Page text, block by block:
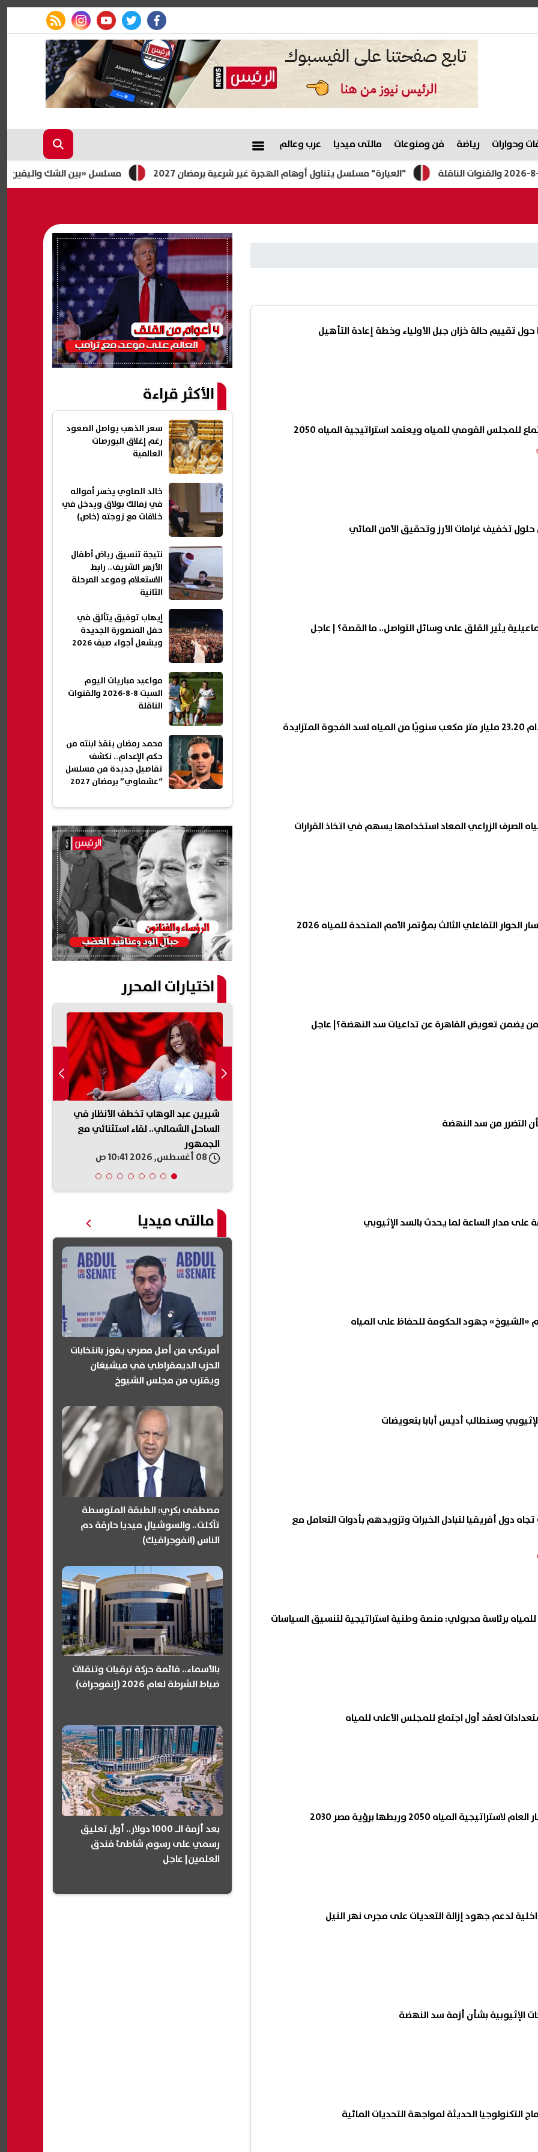
facebook
twitter
youtube
instagram
rss feed
وحوارات رياضة فن ومنوعات مالتى ميديا عرب وعالم
مسلسل «بين الشك واليقين.. سيرة "العبارة" مسلسل يتناول أوهام الهجرة غير شرعية برمضان 2027
حول تقييم حالة خزان جبل الأولياء وخطة إعادة التأهيل
للمجلس القومي للمياه ويعتمد استراتيجية المياه 2050
حلول تخفيف غرامات الأرز وتحقيق الأمن المائي
يثير القلق على وسائل التواصل.. ما القصة؟ | عاجل
الصرف الزراعي المعاد استخدامها يسهم في اتخاذ القرارات
الحوار التفاعلي الثالث بمؤتمر الأمم المتحدة للمياه 2026
من يضمن تعويض القاهرة عن تداعيات سد النهضة؟| عاجل
التضرر من سد النهضة
على مدار الساعة لما يحدث بالسد الإثيوبي
«الشيوخ» جهود الحكومة للحفاظ على المياه
الإثيوبي وسنطالب أديس أبابا بتعويضات
دول أفريقيا لتبادل الخبرات وتزويدهم بأدوات التعامل مع
برئاسة مدبولي: منصة وطنية استراتيجية لتنسيق السياسات
لعقد أول اجتماع للمجلس الأعلى للمياه
المياه 2050 وربطها برؤية مصر 2030
لدعم جهود إزالة التعديات على مجرى نهر النيل
الإثيوبية بشأن أزمة سد النهضة
التكنولوجيا الحديثة لمواجهة التحديات المائية
الأكثر قراءة
سعر الذهب يواصل الصعود
رغم إغلاق البورصات
العالمية
خالد الصاوي يخسر أمواله
في زمالك بولاق ويدخل في
خلافات مع زوجته (خاص)
نتيجة تنسيق رياض أطفال
الأزهر الشريف.. رابط
الاستعلام وموعد المرحلة
الثانية
إيهاب توفيق يتألق في
حفل المنصورة الجديدة
ويشعل أجواء صيف 2026
مواعيد مباريات اليوم
السبت 8-8-2026 والقنوات
الناقلة
محمد رمضان ينقذ ابنته من
حكم الإعدام.. نكشف
تفاصيل جديدة من مسلسل
“عشماوي” برمضان 2027
اختيارات المحرر
الرسمي.. نتيجة تنسيق رياض
شيرين عبد الوهاب تخطف الأنظار في
الساحل الشمالي.. لقاء استثنائي مع
الجمهور
مالتى ميديا
أمريكي من أصل مصري يفوز بانتخابات
الحزب الديمقراطي في ميشيغان
ويقترب من مجلس الشيوخ
مصطفى بكري: الطبقة المتوسطة
تآكلت.. والسوشيال ميديا حارقة دم
الناس (انفوجرافيك)
بالأسماء.. قائمة حركة ترقيات وتنقلات
ضباط الشرطة لعام 2026 (إنفوجراف)
بعد أزمة الـ 1000 دولار.. أول تعليق
رسمي على رسوم شاطئ فندق
العلمين| عاجل